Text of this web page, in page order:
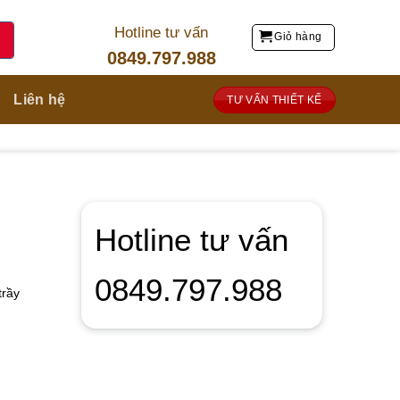
Hotline tư vấn
0849.797.988
Giỏ hàng
Liên hệ TƯ VẤN THIẾT KẾ
Hotline tư vấn
0849.797.988